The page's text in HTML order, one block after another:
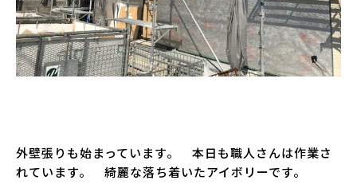
外壁張りも始まっています。 本日も職人さんは作業さ
れています。 綺麗な落ち着いたアイボリーです。